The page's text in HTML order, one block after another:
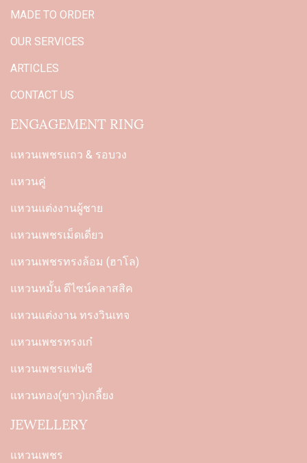
MADE TO ORDER
OUR SERVICES
ARTICLES
CONTACT US
ENGAGEMENT RING
แหวนเพชรแถว & รอบวง
แหวนคู่
แหวนแต่งงานผู้ชาย
แหวนเพชรเม็ดเดี่ยว
แหวนเพชรทรงล้อม (ฮาโล)
แหวนหมั้น ดีไซน์คลาสสิค
แหวนแต่งงาน ทรงวินเทจ
แหวนเพชรทรงเก๋
แหวนเพชรแฟนซี
แหวนทอง(ขาว)เกลี้ยง
JEWELLERY
แหวนเพชร